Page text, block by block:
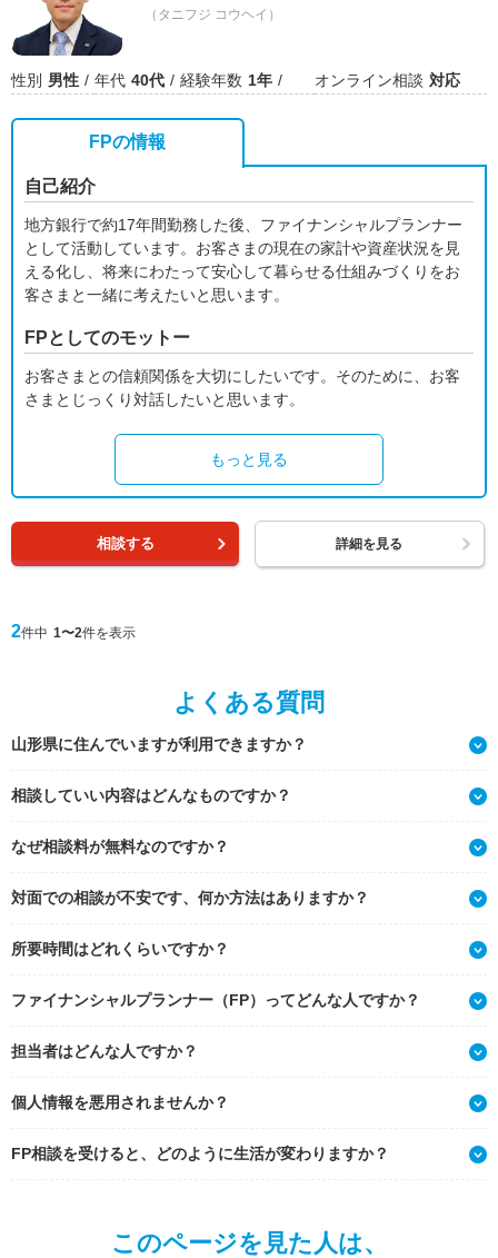
（タニフジ コウヘイ）
性別 男性 年代 40代 経験年数 1年 オンライン相談 対応
FPの情報
自己紹介
地方銀行で約17年間勤務した後、ファイナンシャルプランナー
として活動しています。お客さまの現在の家計や資産状況を見
える化し、将来にわたって安心して暮らせる仕組みづくりをお
客さまと一緒に考えたいと思います。
FPとしてのモットー
お客さまとの信頼関係を大切にしたいです。そのために、お客
さまとじっくり対話したいと思います。
もっと見る
相談する 詳細を見る
2件中 1〜2件を表示
よくある質問
山形県に住んでいますが利用できますか？
相談していい内容はどんなものですか？
なぜ相談料が無料なのですか？
対面での相談が不安です、何か方法はありますか？
所要時間はどれくらいですか？
ファイナンシャルプランナー（FP）ってどんな人ですか？
担当者はどんな人ですか？
個人情報を悪用されませんか？
FP相談を受けると、どのように生活が変わりますか？
このページを見た人は、